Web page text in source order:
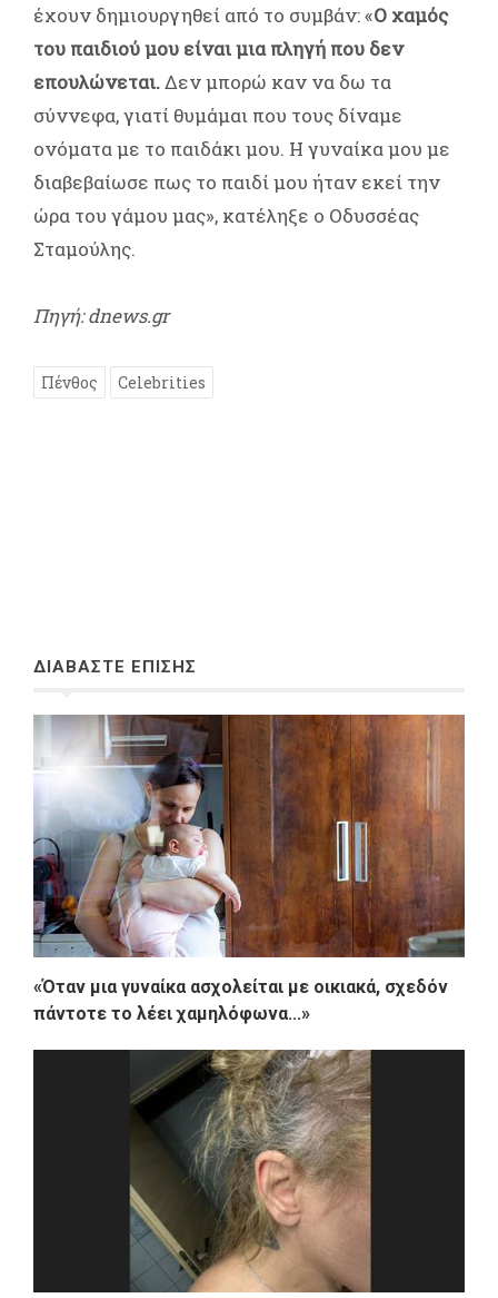
έχουν δημιουργηθεί από το συμβάν: «Ο χαμός
του παιδιού μου είναι μια πληγή που δεν
επουλώνεται.Δεν μπορώ καν να δω τα
σύννεφα, γιατί θυμάμαι που τους δίναμε
ονόματα με το παιδάκι μου. Η γυναίκα μου με
διαβεβαίωσε πως το παιδί μου ήταν εκεί την
ώρα του γάμου μας», κατέληξε ο Οδυσσέας
Σταμούλης.
Πηγή: dnews.gr
Πένθος Celebrities
ΔΙΑΒΑΣΤΕ ΕΠΙΣΗΣ
«Όταν μια γυναίκα ασχολείται με οικιακά, σχεδόν
πάντοτε το λέει χαμηλόφωνα...»